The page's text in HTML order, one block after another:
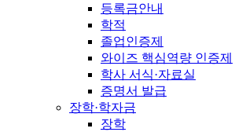
등록금안내
학적
졸업인증제
와이즈 핵심역량 인증제
학사 서식·자료실
증명서 발급
장학·학자금
장학